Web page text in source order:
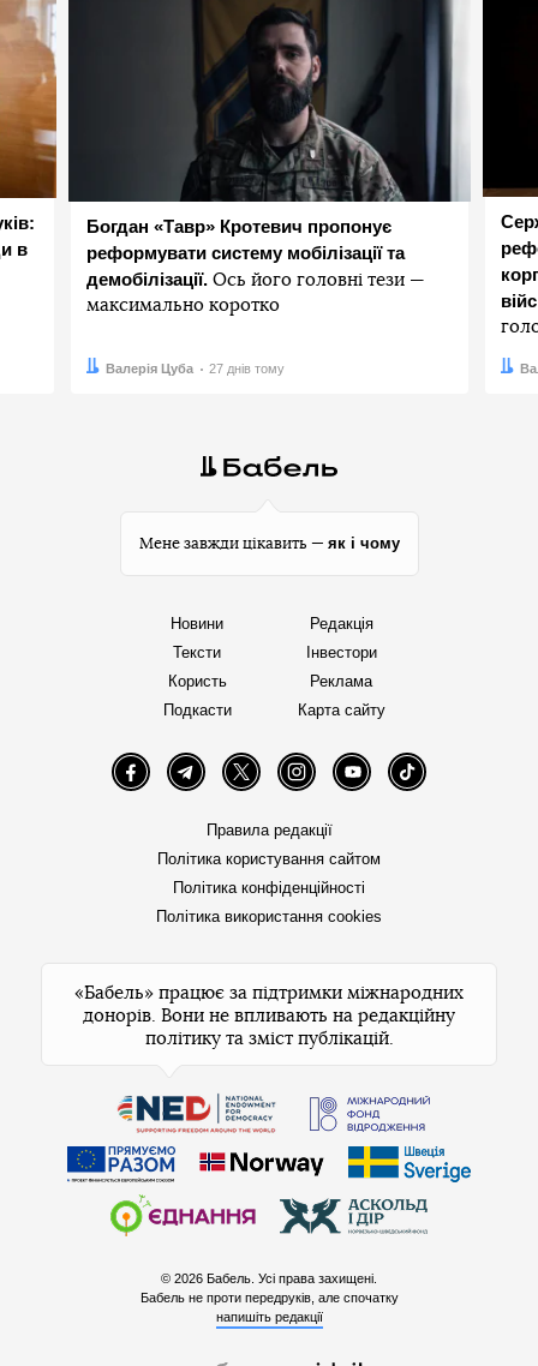
в
Богдан «Тавр» Кротевич пропонує
реформувати систему мобілізації та
демобілізації. Ось його головні тези —
максимально коротко
Автор:
Валерія Цуба
Дата: 27 днів тому Дата:
Мене завжди цікавить — як і чому
Новини
Тексти
Користь
Подкасти
Редакція
Інвестори
Реклама
Карта сайту
FacebookTelegramTwitter InstagramYouTube TikTok
Правила редакції
Політика користування сайтом
Політика конфіденційності
Політика використання cookies
«Бабель» працює за підтримки міжнародних
донорів. Вони не впливають на редакційну
політику та зміст публікацій.
© 2026 Бабель. Усі права захищені.
Бабель не проти передруків, але спочатку
напишіть редакції